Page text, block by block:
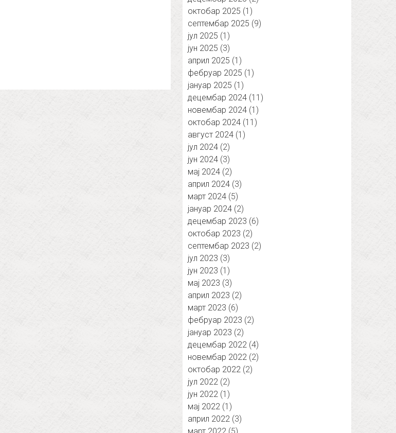
октобар 2025 (1)
септембар 2025 (9)
јул 2025 (1)
јун 2025 (3)
април 2025 (1)
фебруар 2025 (1)
јануар 2025 (1)
децембар 2024 (11)
новембар 2024 (1)
октобар 2024 (11)
август 2024 (1)
јул 2024 (2)
јун 2024 (3)
мај 2024 (2)
април 2024 (3)
март 2024 (5)
јануар 2024 (2)
децембар 2023 (6)
октобар 2023 (2)
септембар 2023 (2)
јул 2023 (3)
јун 2023 (1)
мај 2023 (3)
април 2023 (2)
март 2023 (6)
фебруар 2023 (2)
јануар 2023 (2)
децембар 2022 (4)
новембар 2022 (2)
октобар 2022 (2)
јул 2022 (2)
јун 2022 (1)
мај 2022 (1)
април 2022 (3)